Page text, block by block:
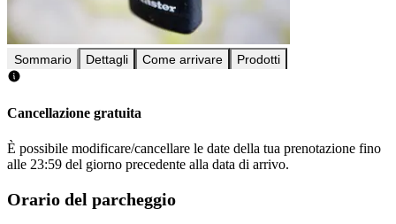
Sommario Dettagli Come arrivare Prodotti
Cancellazione gratuita
È possibile modificare/cancellare le date della tua prenotazione fino
alle 23:59 del giorno precedente alla data di arrivo.
Orario del parcheggio